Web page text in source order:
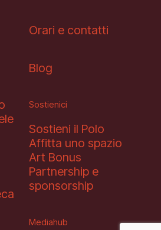
Orari e contatti
Blog
Sostienici
Sostieni il Polo
Affitta uno spazio
Art Bonus
Partnership e
sponsorship
Mediahub